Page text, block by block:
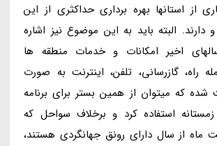
از استانها بهره برداری حداکثری از این
دارند. البته باید به این موضوع نیز اشاره
اخیر امکانات و خدمات منطقه ها
راه، گازرسانی، تلفن، اینترنت به صورت
که میتوان از همین بستر برای برنامه
استفاده کرد و برخلاف سواحل که
ماه از سال دارای رونق جهانگردی هستند،